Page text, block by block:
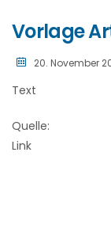
Vorlage
20. November
Text
Quelle:
Link